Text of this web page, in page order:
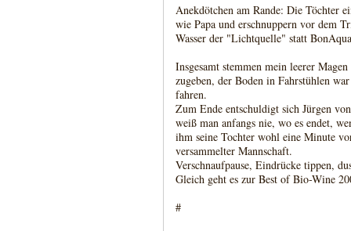
Anekdötchen am Rande: Die Töchter
wie Papa und erschnuppern vor dem
Wasser der "Lichtquelle" statt
Insgesamt stemmen mein leerer
zugeben, der Boden in Fahrstühlen
fahren.
Zum Ende entschuldigt sich Jürgen
weiß man anfangs nie, wo es endet,
ihm seine Tochter wohl eine Minute
versammelter Mannschaft.
Verschnaufpause, Eindrücke tippen,
Gleich geht es zur Best of Bio-Wine
#